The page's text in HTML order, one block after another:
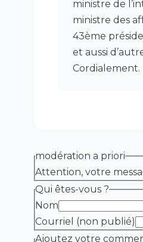
ministre de
ministre des
43ème
et aussi
Cordialement.
modération a priori
Attention, votre
Qui êtes-vous ?
Nom
Courriel (non publié)
Ajoutez votre